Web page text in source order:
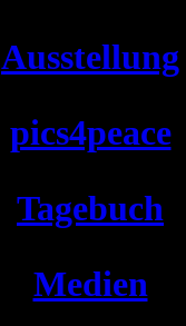
Ausstellung
pics4peace
Tagebuch
Medien